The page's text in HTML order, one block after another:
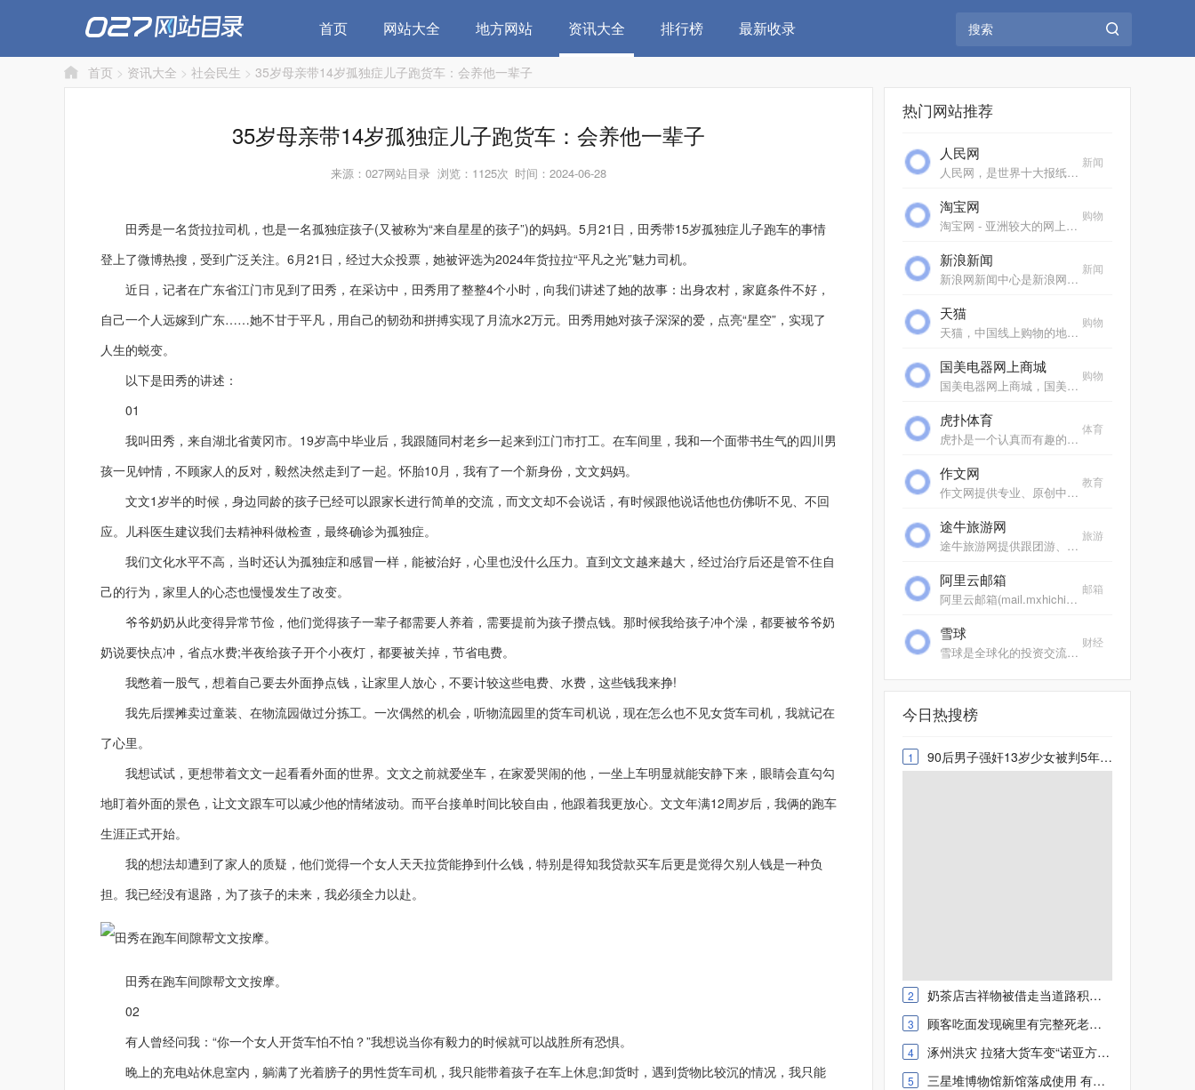
首页 网站大全 地方网站 资讯大全 排行榜 最新收录
首页 > 资讯大全 > 社会民生 > 35岁母亲带14岁孤独症儿子跑货车：会养他一辈子
35岁母亲带14岁孤独症儿子跑货车：会养他一辈子
来源：027网站目录 浏览：1125次 时间：2024-06-28
田秀是一名货拉拉司机，也是一名孤独症孩子(又被称为“来自星星的孩子”)的妈妈。5月21日，田秀带15岁孤独症儿子跑车的事情
登上了微博热搜，受到广泛关注。6月21日，经过大众投票，她被评选为2024年货拉拉“平凡之光”魅力司机。
近日，记者在广东省江门市见到了田秀，在采访中，田秀用了整整4个小时，向我们讲述了她的故事：出身农村，家庭条件不好，
自己一个人远嫁到广东……她不甘于平凡，用自己的韧劲和拼搏实现了月流水2万元。田秀用她对孩子深深的爱，点亮“星空”，实现了
人生的蜕变。
以下是田秀的讲述：
01
我叫田秀，来自湖北省黄冈市。19岁高中毕业后，我跟随同村老乡一起来到江门市打工。在车间里，我和一个面带书生气的四川男
孩一见钟情，不顾家人的反对，毅然决然走到了一起。怀胎10月，我有了一个新身份，文文妈妈。
文文1岁半的时候，身边同龄的孩子已经可以跟家长进行简单的交流，而文文却不会说话，有时候跟他说话他也仿佛听不见、不回
应。儿科医生建议我们去精神科做检查，最终确诊为孤独症。
我们文化水平不高，当时还认为孤独症和感冒一样，能被治好，心里也没什么压力。直到文文越来越大，经过治疗后还是管不住自
己的行为，家里人的心态也慢慢发生了改变。
爷爷奶奶从此变得异常节俭，他们觉得孩子一辈子都需要人养着，需要提前为孩子攒点钱。那时候我给孩子冲个澡，都要被爷爷奶
奶说要快点冲，省点水费;半夜给孩子开个小夜灯，都要被关掉，节省电费。
我憋着一股气，想着自己要去外面挣点钱，让家里人放心，不要计较这些电费、水费，这些钱我来挣!
我先后摆摊卖过童装、在物流园做过分拣工。一次偶然的机会，听物流园里的货车司机说，现在怎么也不见女货车司机，我就记在
了心里。
我想试试，更想带着文文一起看看外面的世界。文文之前就爱坐车，在家爱哭闹的他，一坐上车明显就能安静下来，眼睛会直勾勾
地盯着外面的景色，让文文跟车可以减少他的情绪波动。而平台接单时间比较自由，他跟着我更放心。文文年满12周岁后，我俩的跑车
生涯正式开始。
我的想法却遭到了家人的质疑，他们觉得一个女人天天拉货能挣到什么钱，特别是得知我贷款买车后更是觉得欠别人钱是一种负
担。我已经没有退路，为了孩子的未来，我必须全力以赴。
田秀在跑车间隙帮文文按摩。
02
有人曾经问我：“你一个女人开货车怕不怕？”我想说当你有毅力的时候就可以战胜所有恐惧。
晚上的充电站休息室内，躺满了光着膀子的男性货车司机，我只能带着孩子在车上休息;卸货时，遇到货物比较沉的情况，我只能
热门网站推荐
人民网
人民网，是世界十大报纸之一《人民日报》建设的以新闻为主的大型网上信息发布平台，也是互联网上最大的中文和多语种新闻网站之一。作为国家重点新闻网站，人民网以新闻报道...
新闻
淘宝网
淘宝网 - 亚洲较大的网上交易平台，提供各类服饰、美容、家居、数码、话费/点卡充值… 数亿优质商品，同时提供担保交易(先收货后付款)等安全交易保障服务，并由商家提供退货...
购物
新浪新闻
新浪网新闻中心是新浪网重要的频道之一，24小时滚动报道国内、国际及社会新闻。每日编发新闻数以万计。
新闻
天猫
天猫，中国线上购物的地标网站，亚洲超大的综合性购物平台，拥有10万多品牌商家。每日发布大量国内外商品！正品网购，上天猫！天猫千万大牌正品,品类全，一站购，支付安全，...
购物
国美电器网上商城
国美电器网上商城，国美电器唯一官方网上商城，中国领先的专业家电网购平台。全球品牌电视、洗衣机、电脑、手机、数码、空调、电脑配件、生活电器、网络产品等正品行货，更...
购物
虎扑体育
虎扑是一个认真而有趣的社区，每天有众多jrs在虎扑分享自己对篮球、足球、游戏电竞、运动装备、影视、汽车、数码、情感等一切人和事的见解，热闹、真实、有温度。
体育
作文网
作文网提供专业、原创中小学生作文，包括中考满分作文、高考满分作文、零分作文、优秀作文大全、作文素材、作文辅导、英语作文等，欢迎踊跃投稿。
教育
途牛旅游网
途牛旅游网提供跟团游、自助游、邮轮旅游、自驾游、定制游以及景点门票预订、机票预订、火车票预订服务,还有牛人专线、首付出发旅游等品质高端、价格实惠的旅游路线.全年有...
旅游
阿里云邮箱
阿里云邮箱(mail.mxhichina.com)是专业云端邮箱,安全稳定,全球畅通。支持3g超大附件,垃圾邮件拦截率超过99%,阿里云邮邮件客户端,手机邮箱,支持安卓、ios邮箱收发服务,支持代收163邮箱,邮箱,gmail,hotmail,雅虎邮箱,139邮箱、新浪邮箱等。
邮箱
雪球
雪球是全球化的投资交流平台，给投资者提供跨市场、跨品种的数据查询、新闻订阅和互动交流服务，目前已覆盖A股、港股、美股市场。
财经
今日热搜榜
1 90后男子强奸13岁少女被判5年9个月 致重度抑郁多次自杀
2 奶茶店吉祥物被借走当道路积水警示物 网友：守护城市
3 顾客吃面发现碗里有完整死老鼠 负责人：端上去时候还没有
4 涿州洪灾 拉猪大货车变“诺亚方舟” 危急时刻上演紧急救援
5 三星堆博物馆新馆落成使用 有哪些新展陈、新看点